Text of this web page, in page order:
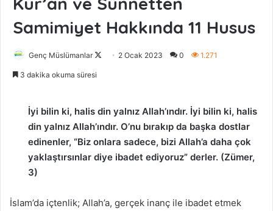
Samimiyet Hakkında 11 Husus
Genç Müslümanlar
o
w
o
n
2 Ocak 2023 0 1.271
3 dakika okuma süresi
İyi bilin ki, halis din yalnız Allah’ındır. İyi bilin ki, halis
din yalnız Allah’ındır. O’nu bırakıp da başka dostlar
edinenler, “Biz onlara sadece, bizi Allah’a daha çok
yaklaştırsınlar diye ibadet ediyoruz” derler. (Zümer,
3)
İslam’da içtenlik; Allah’a, gerçek inanç ile ibadet etmek